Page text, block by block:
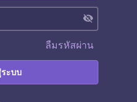
visibility_off
ลืมรหัสผ่าน
ระบบ